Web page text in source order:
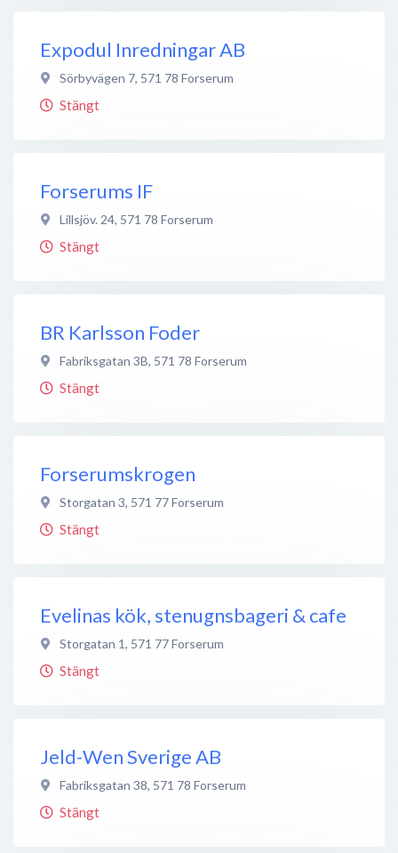
Expodul Inredningar AB
Sörbyvägen 7, 571 78 Forserum
Stängt
Forserums IF
Lillsjöv. 24, 571 78 Forserum
Stängt
BR Karlsson Foder
Fabriksgatan 3B, 571 78 Forserum
Stängt
Forserumskrogen
Storgatan 3, 571 77Forserum
Stängt
Evelinas kök, stenugnsbageri & cafe
Storgatan 1, 571 77Forserum
Stängt
Jeld-Wen Sverige AB
Fabriksgatan 38, 571 78 Forserum
Stängt